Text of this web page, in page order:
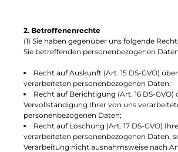
2. Betroffenenrechte
(1) Sie haben gegenüber uns folgende
Sie betreffenden personenbezogenen
Recht auf Auskunft (Art. 15 DS-GVO)
verarbeiteten personenbezogenen Daten;
Recht auf Berichtigung (Art. 16 DS-GVO)
Vervollständigung Ihrer von uns
personenbezogenen Daten;
Recht auf Löschung (Art. 17 DS-GVO)
verarbeiteten personenbezogenen Daten,
Verarbeitung nicht ausnahmsweise nach